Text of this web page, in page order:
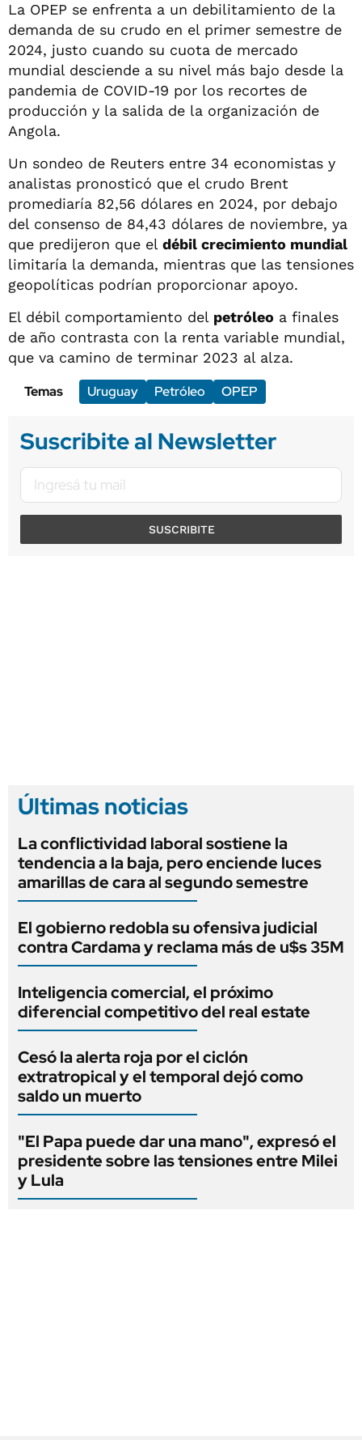
La OPEP se enfrenta a un debilitamiento de la
demanda de su crudo en el primer semestre de
2024, justo cuando su cuota de mercado
mundial desciende a su nivel más bajo desde la
pandemia de COVID-19 por los recortes de
producción y la salida de la organización de
Angola.
Un sondeo de Reuters entre 34 economistas y
analistas pronosticó que el crudo Brent
promediaría 82,56 dólares en 2024, por debajo
del consenso de 84,43 dólares de noviembre, ya
que predijeron que el débil crecimiento mundial
limitaría la demanda, mientras que las tensiones
geopolíticas podrían proporcionar apoyo.
El débil comportamiento del petróleo a finales
de año contrasta con la renta variable mundial,
que va camino de terminar 2023 al alza.
Temas
Uruguay Petróleo OPEP
Suscribite al Newsletter
SUSCRIBITE
Últimas noticias
La conflictividad laboral sostiene la
tendencia a la baja, pero enciende luces
amarillas de cara al segundo semestre
El gobierno redobla su ofensiva judicial
contra Cardama y reclama más de u$s 35M
Inteligencia comercial, el próximo
diferencial competitivo del real estate
Cesó la alerta roja por el ciclón
extratropical y el temporal dejó como
saldo un muerto
"El Papa puede dar una mano", expresó el
presidente sobre las tensiones entre Milei
y Lula